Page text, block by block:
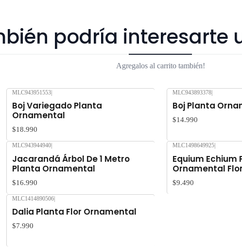
podría interesarte
Agregalos al carrito también!
MLC943951553
Boj Variegado Planta
Ornamental
$18.990
MLC943893378
Boj Planta
$14.990
MLC943944940
Jacarandá Árbol De 1 Metro
Planta Ornamental
$16.990
MLC1498649925
Equium Echium
Ornamental Flor
$9.490
MLC1414890506|
Dalia Planta Flor Ornamental
$7.990